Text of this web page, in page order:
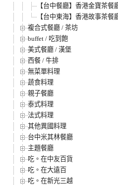
【台中餐廳】香港金寶茶
【台中東海】香港故事茶餐
複合式餐廳 / 茶坊
buffet / 吃到飽
美式餐廳 / 漢堡
西餐 / 牛排
無菜單料理
蔬食料理
親子餐廳
泰式料理
法式料理
其他異國料理
台中米其林餐廳
主題餐廳
吃。在中友百貨
吃。在大遠百
吃。在新光三越